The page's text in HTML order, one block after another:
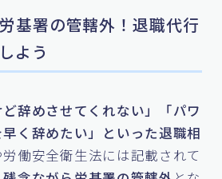
基署の管轄外！退職代行
よう
ど辞めさせてくれない」「パワ
く辞めたい」といった退職相
働安全衛生法には記載されて